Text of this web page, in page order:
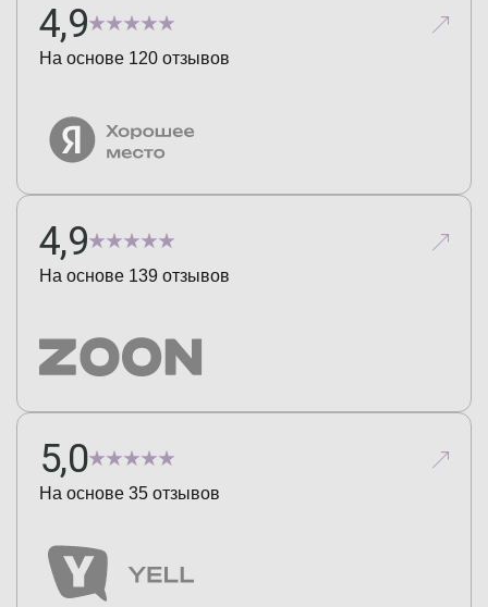
4,9
На основе 120 отзывов
4,9
На основе 139 отзывов
5,0
На основе 35 отзывов